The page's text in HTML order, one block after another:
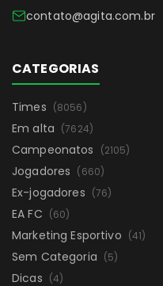
contato@agita.com.br
CATEGORIAS
Times (8056)
Em alta (7624)
Campeonatos (2105)
Jogadores (660)
Ex-jogadores (76)
EA FC (60)
Marketing Esportivo (41)
Sem Categoria (5)
Dicas (4)